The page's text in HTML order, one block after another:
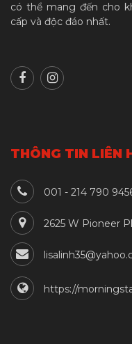
có thể mang đến cho
cấp và độc đáo nhất.
THÔNG TIN LIÊN
001 - 214 790
2625 W Pioneer
https://